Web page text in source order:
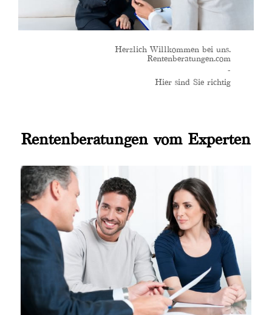
Herzlich Willkommen bei uns.
Rentenberatungen.com
-
Hier sind Sie richtig
Rentenberatungen vom Experten